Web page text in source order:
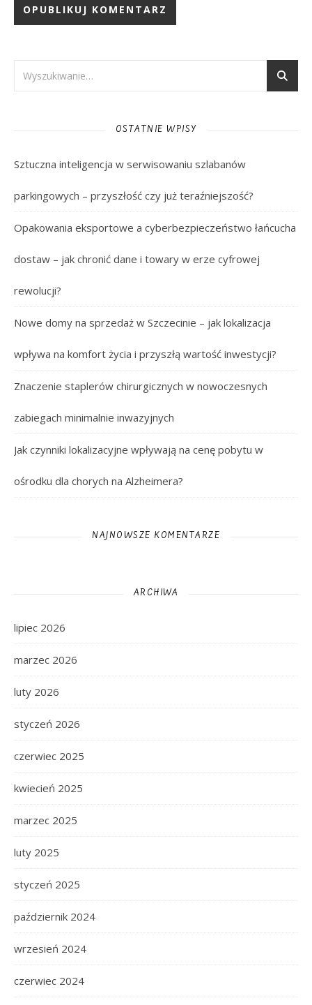
OSTATNIE WPISY
Sztuczna inteligencja w serwisowaniu szlabanów
parkingowych – przyszłość czy już teraźniejszość?
Opakowania eksportowe a cyberbezpieczeństwo łańcucha
dostaw – jak chronić dane i towary w erze cyfrowej
rewolucji?
Nowe domy na sprzedaż w Szczecinie – jak lokalizacja
wpływa na komfort życia i przyszłą wartość inwestycji?
Znaczenie staplerów chirurgicznych w nowoczesnych
zabiegach minimalnie inwazyjnych
Jak czynniki lokalizacyjne wpływają na cenę pobytu w
ośrodku dla chorych na Alzheimera?
NAJNOWSZE KOMENTARZE
ARCHIWA
lipiec 2026
marzec 2026
luty 2026
styczeń 2026
czerwiec 2025
kwiecień 2025
marzec 2025
luty 2025
styczeń 2025
październik 2024
wrzesień 2024
czerwiec 2024